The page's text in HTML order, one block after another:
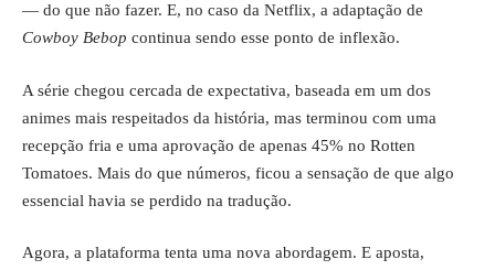
— do que não fazer. E, no caso da Netflix, a adaptação de
Cowboy Bebop continua sendo esse ponto de inflexão.
A série chegou cercada de expectativa, baseada em um dos
animes mais respeitados da história, mas terminou com uma
recepção fria e uma aprovação de apenas 45% no Rotten
Tomatoes. Mais do que números, ficou a sensação de que algo
essencial havia se perdido na tradução.
Agora, a plataforma tenta uma nova abordagem. E aposta,